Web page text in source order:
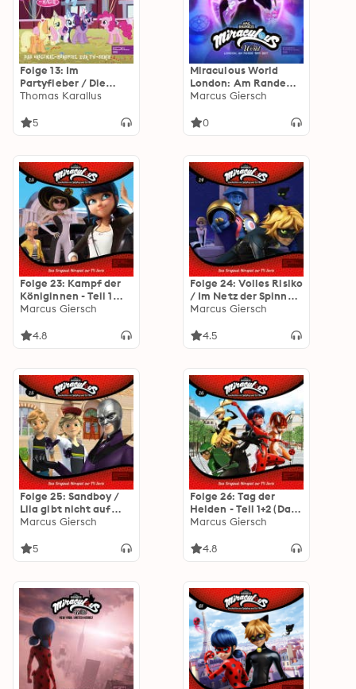
Folge 13: Im
Partyfieber / Die
große Galloping Gala
zur TV-Serie)
Thomas Karallus
5
Miraculous World
London: Am Rande
der Zeit (Das Original-
Special)
Marcus Giersch
0
Folge 23: Kampf der
Königinnen - Teil 1
und 2 (Das Original-
Marcus Giersch
4.8
Folge 24: Volles Risiko
/ Im Netz der Spinne
(Das Original-Hörspiel
Marcus Giersch
4.5
Folge 25: Sandboy /
Lila gibt nicht auf
(Das Original-Hörspiel
Marcus Giersch
5
Folge 26: Tag der
Helden - Teil 1+2 (Das
Original-Hörspiel zur
Marcus Giersch
4.8